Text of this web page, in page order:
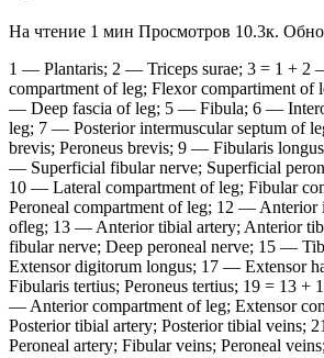
На чтение 1 мин Просмотров 10.3к.
1 — Plantaris; 2 — Triceps surae; 3 = 1 + 2
compartment of leg; Flexor compartiment of
— Deep fascia of leg; 5 — Fibula; 6 —
leg; 7 — Posterior intermuscular septum of
brevis; Peroneus brevis; 9 — Fibularis
— Superficial fibular nerve; Superficial
10 — Lateral compartment of leg; Fibular
Peroneal compartment of leg; 12 — Anterior
ofleg; 13 — Anterior tibial artery; Anterior
fibular nerve; Deep peroneal nerve; 15 —
Extensor digitorum longus; 17 — Extensor
Fibularis tertius; Peroneus tertius; 19 = 13 +
— Anterior compartment of leg; Extensor
Posterior tibial artery; Posterior tibial veins;
Peroneal artery; Fibular veins; Peroneal